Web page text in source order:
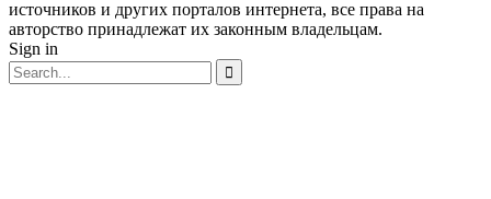
источников и других порталов интернета, все права на
авторство принадлежат их законным владельцам.
Sign in